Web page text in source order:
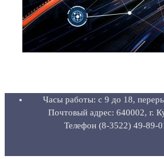
Часы работы: с 9 до 18,
Почтовый адрес: 640002, г.
Телефон (8-3522) 49-89-